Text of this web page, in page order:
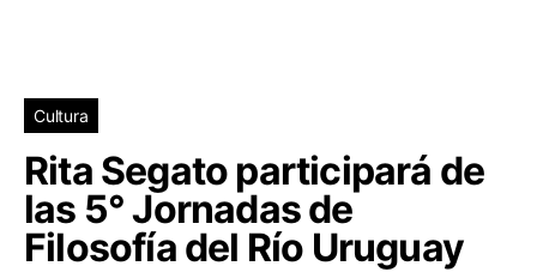
Cultura
Rita Segato participará de
las 5° Jornadas de
Filosofía del Río Uruguay